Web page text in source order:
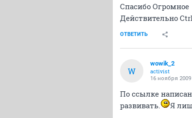
Спасибо Огромное
Действительно
ОТВЕТИТЬ
W
wowik_2
activist
16 ноября 2009
По ссылке
развивать.
Я